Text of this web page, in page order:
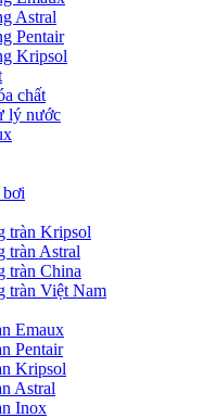
Astral
Pentair
Kripsol
chất
lý nước
tràn Kripsol
tràn Astral
tràn China
tràn Việt Nam
Emaux
Pentair
Kripsol
Astral
Inox